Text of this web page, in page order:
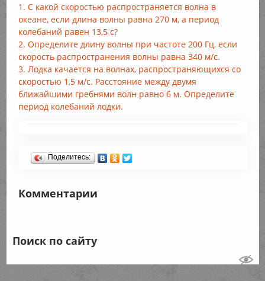
1. С какой скоростью распространяется волна в
океане, если длина волны равна 270 м, а период
колебаний равен 13,5 с?
2. Определите длину волны при частоте 200 Гц, если
скорость распространения волны равна 340 м/с.
3. Лодка качается на волнах, распространяющихся со
скоростью 1,5 м/с. Расстояние между двумя
ближайшими гребнями волн равно 6 м. Определите
период колебаний лодки.
Поделитесь:
Комментарии
Поиск по сайту